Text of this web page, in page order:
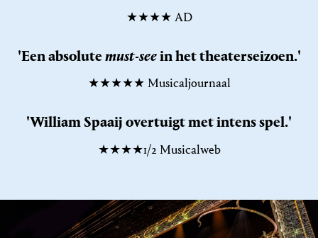
★★★★ AD
'Een absolutemust-seein het theaterseizoen.'
★★★★★ Musicaljournaal
'William Spaaij overtuigt met intens spel.'
★★★★1/2 Musicalweb